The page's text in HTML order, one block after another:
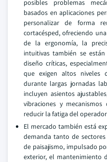
posibles problemas
basados en aplicaciones
personalizar de forma
cortacésped, ofreciendo
de la ergonomía, la
intuitivas también se
diseño críticas,
que exigen altos niveles
durante largas jornadas
incluyen asientos
vibraciones y mecanismos
reducir la fatiga del
El mercado también está
demanda tanto de
de paisajismo, impulsado
exterior, el mantenimiento